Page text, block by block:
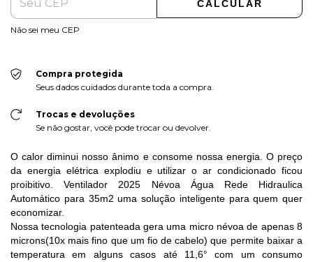
CALCULAR
Não sei meu CEP
Compra protegida
Seus dados cuidados durante toda a compra.
Trocas e devoluções
Se não gostar, você pode trocar ou devolver.
O calor diminui nosso ânimo e consome nossa energia. O preço
da energia elétrica explodiu e utilizar o ar condicionado ficou
proibitivo. Ventilador 2025 Névoa Água Rede Hidraulica
Automático para 35m2 uma solução inteligente para quem quer
economizar.
Nossa tecnologia patenteada gera uma micro névoa de apenas 8
microns(10x mais fino que um fio de cabelo) que permite baixar a
temperatura em alguns casos até 11,6° com um consumo